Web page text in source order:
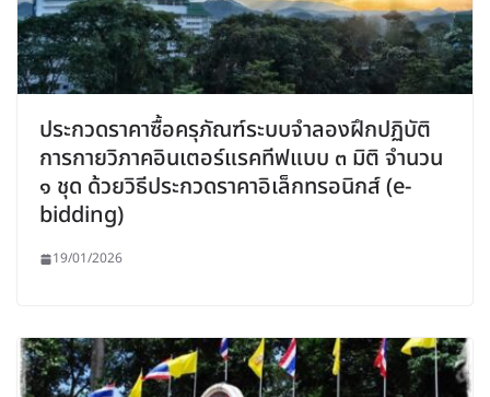
ประกวดราคาซื้อครุภัณฑ์ระบบจำลองฝึกปฏิบัติ
การกายวิภาคอินเตอร์แรคทีฟแบบ ๓ มิติ จำนวน
๑ ชุด ด้วยวิธีประกวดราคาอิเล็กทรอนิกส์ (e-
bidding)
19/01/2026